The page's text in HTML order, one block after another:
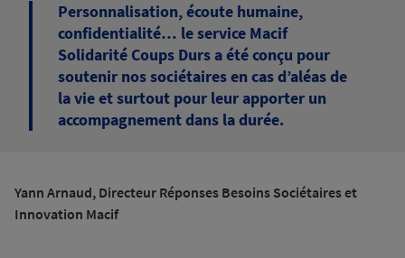
Personnalisation, écoute humaine,
confidentialité… le service Macif
Solidarité Coups Durs a été conçu pour
soutenir nos sociétaires en cas d’aléas de
la vie et surtout pour leur apporter un
accompagnement dans la durée.
Yann Arnaud, Directeur Réponses Besoins Sociétaires et
Innovation Macif